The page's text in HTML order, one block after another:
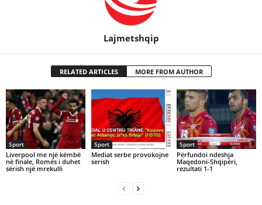
Lajmetshqip
RELATED ARTICLES MORE FROM AUTHOR
Sport
Liverpool me një këmbë
në finale, Romës i duhet
sërish një mrekulli
Sport
Mediat serbe provokojne
serish
Sport
Përfundoi ndeshja
Maqedoni-Shqipëri,
rezultati 1-1